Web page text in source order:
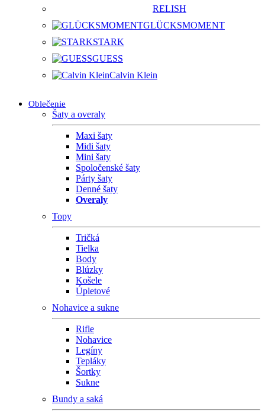
RELISH
GLÜCKSMOMENT
STARK
GUESS
Calvin Klein
Oblečenie
Šaty a overaly
Maxi šaty
Midi šaty
Mini šaty
Spoločenské šaty
Párty šaty
Denné šaty
Overaly
Topy
Tričká
Tielka
Body
Blúzky
Košele
Úpletové
Nohavice a sukne
Rifle
Nohavice
Legíny
Tepláky
Šortky
Sukne
Bundy a saká